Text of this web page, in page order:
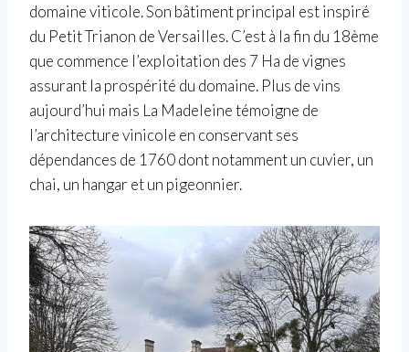
domaine viticole. Son bâtiment principal est inspiré
du Petit Trianon de Versailles. C’est à la fin du 18ème
que commence l’exploitation des 7 Ha de vignes
assurant la prospérité du domaine. Plus de vins
aujourd’hui mais La Madeleine témoigne de
l’architecture vinicole en conservant ses
dépendances de 1760 dont notamment un cuvier, un
chai, un hangar et un pigeonnier.